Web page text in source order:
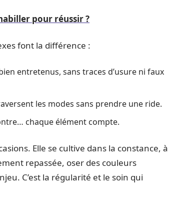
pour réussir ?
font la différence :
entretenus, sans traces d’usure ni faux
les modes sans prendre une ride.
chaque élément compte.
Elle se cultive dans la constance, à
repassée, oser des couleurs
C’est la régularité et le soin qui